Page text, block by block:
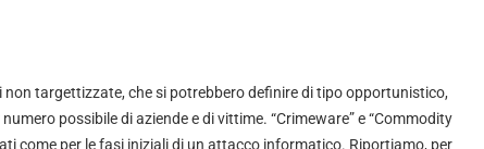
targettizzate, che si potrebbero definire di tipo opportunistico,
possibile di aziende e di vittime. “Crimeware” e “Commodity
come per le fasi iniziali di un attacco informatico. Riportiamo, per